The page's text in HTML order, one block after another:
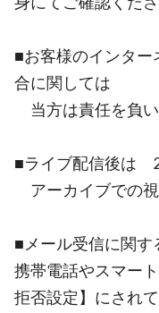
■お客様のインタ
合に関しては
当方は責任を負い
■ライブ配信後は
アーカイブでの視
■メール受信に関す
携帯電話やスマー
拒否設定】にされ